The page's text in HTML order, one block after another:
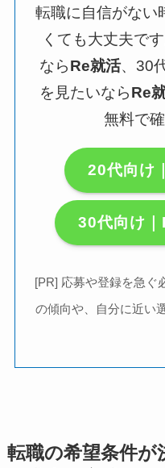
転職に自信がない
くても大丈夫で
ならRe就活、30
を見たいならRe
無料で
20代向け
30代向け
[PR] 応募や登録を急ぐ
の傾向や、自分に近い
転職の希望条件が